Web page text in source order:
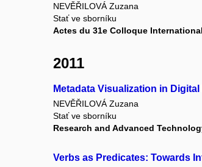
NEVĚŘILOVÁ Zuzana
Stať ve sborníku
Actes du 31e Colloque
2011
Metadata Visualization in
NEVĚŘILOVÁ Zuzana
Stať ve sborníku
Research and Advanced
Verbs as Predicates: Towards